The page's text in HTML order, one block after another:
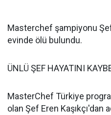
Masterchef şampiyonu
evinde ölü bulundu.
ÜNLÜ ŞEF HAYATINI
MasterChef Türkiye
olan Şef Eren Kaşıkçı'dan